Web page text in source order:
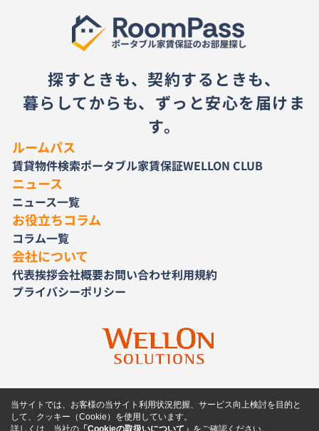
探すときも、契約するときも、
暮らしてからも、ずっと安心を届けま
す。
ルームパス
賃貸物件検索ポータブル家賃保証WELLON CLUB
ニュース
ニュース一覧
お役立ちコラム
コラム一覧
会社について
代表挨拶会社概要お問い合わせ利用規約
プライバシーポリシー
当サイトでは、お客様の当サイト利用状況把握、サービス向上検討を目的と
して、クッキー（Cookie）を使用しています。
詳しくは、当社の 「Cookieの取扱いについて」 をご確認ください。